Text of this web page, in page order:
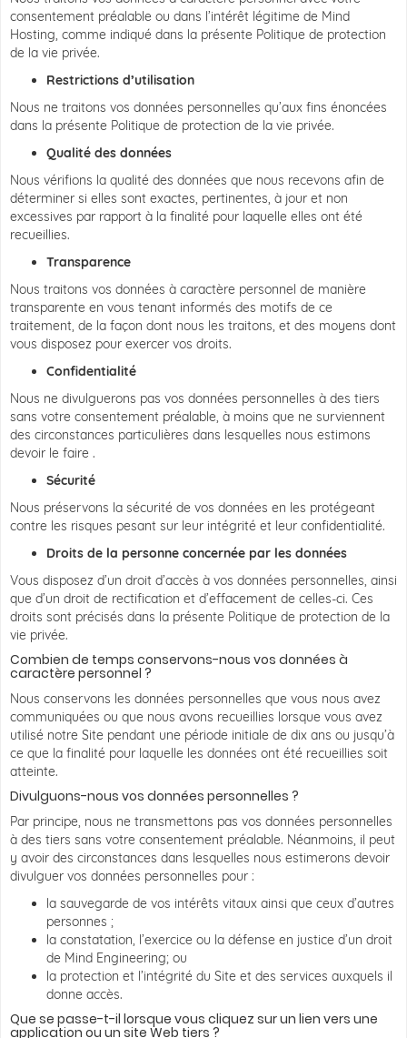
consentement préalable ou dans l’intérêt légitime de Mind
Hosting, comme indiqué dans la présente Politique de protection
de la vie privée.
Restrictions d’utilisation
Nous ne traitons vos données personnelles qu’aux fins énoncées
dans la présente Politique de protection de la vie privée.
Qualité des données
Nous vérifions la qualité des données que nous recevons afin de
déterminer si elles sont exactes, pertinentes, à jour et non
excessives par rapport à la finalité pour laquelle elles ont été
recueillies.
Transparence
Nous traitons vos données à caractère personnel de manière
transparente en vous tenant informés des motifs de ce
traitement, de la façon dont nous les traitons, et des moyens dont
vous disposez pour exercer vos droits.
Confidentialité
Nous ne divulguerons pas vos données personnelles à des tiers
sans votre consentement préalable, à moins que ne surviennent
des circonstances particulières dans lesquelles nous estimons
devoir le faire .
Sécurité
Nous préservons la sécurité de vos données en les protégeant
contre les risques pesant sur leur intégrité et leur confidentialité.
Droits de la personne concernée par les données
Vous disposez d’un droit d’accès à vos données personnelles, ainsi
que d’un droit de rectification et d’effacement de celles-ci. Ces
droits sont précisés dans la présente Politique de protection de la
vie privée.
Combien de temps conservons-nous vos données à
caractère personnel ?
Nous conservons les données personnelles que vous nous avez
communiquées ou que nous avons recueillies lorsque vous avez
utilisé notre Site pendant une période initiale de dix ans ou jusqu’à
ce que la finalité pour laquelle les données ont été recueillies soit
atteinte.
Divulguons-nous vos données personnelles ?
Par principe, nous ne transmettons pas vos données personnelles
à des tiers sans votre consentement préalable. Néanmoins, il peut
y avoir des circonstances dans lesquelles nous estimerons devoir
divulguer vos données personnelles pour :
la sauvegarde de vos intérêts vitaux ainsi que ceux d’autres
personnes ;
la constatation, l’exercice ou la défense en justice d’un droit
de Mind Engineering; ou
la protection et l’intégrité du Site et des services auxquels il
donne accès.
Que se passe-t-il lorsque vous cliquez sur un lien vers une
application ou un site Web tiers ?